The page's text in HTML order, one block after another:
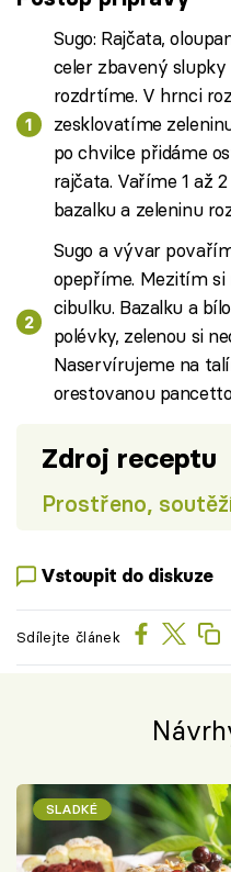
Sugo: Rajčata,
celer zbavený
rozdrtíme. V hrnci
zesklovatíme
po chvilce přidáme
rajčata. Vaříme 1 až
bazalku a zeleninu
Sugo a vývar
opepříme. Mezitím
cibulku. Bazalku a
polévky, zelenou si
Naservírujeme na
orestovanou
Zdroj receptu
Prostřeno,
Vstoupit do diskuze
Sdílejte článek
SLADKÉ